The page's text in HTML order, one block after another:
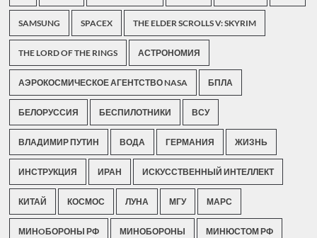
SAMSUNG SPACEX THE ELDER SCROLLS V: SKYRIM
THE LORD OF THE RINGS АСТРОНОМИЯ
АЭРОКОСМИЧЕСКОЕ АГЕНТСТВО NASA БПЛА
БЕЛОРУССИЯ БЕСПИЛОТНИКИ ВСУ
ВЛАДИМИР ПУТИН ВОДА ГЕРМАНИЯ ЖИЗНЬ
ИНСТРУКЦИЯ ИРАН ИСКУССТВЕННЫЙ ИНТЕЛЛЕКТ
КИТАЙ КОСМОС ЛУНА МГУ МАРС
МИНOБОРОНЫ РФ МИНОБОРОНЫ МИНЮСТОМ РФ